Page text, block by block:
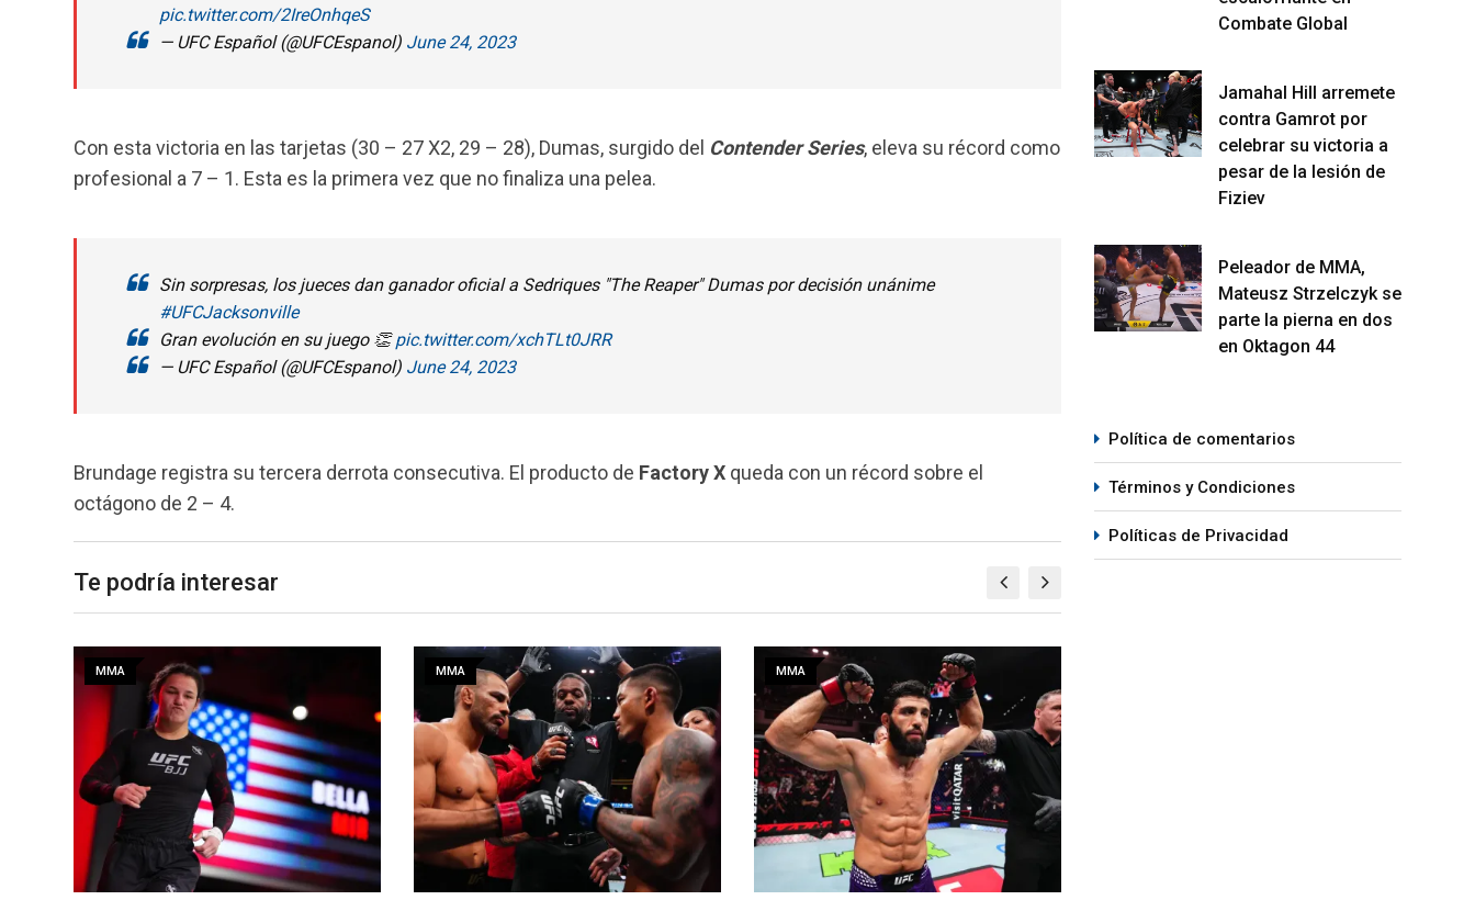
pic.twitter.com/2IreOnhqeS
— UFC Español (@UFCEspanol) June 24, 2023
Con esta victoria en las tarjetas (30 – 27 X2, 29 – 28), Dumas, surgido del Contender Series, eleva su récord como
profesional a 7 – 1. Esta es la primera vez que no finaliza una pelea.
Sin sorpresas, los jueces dan ganador oficial a Sedriques "The Reaper" Dumas por decisión unánime
#UFCJacksonville
Gran evolución en su juego 👏pic.twitter.com/xchTLt0JRR
— UFC Español (@UFCEspanol) June 24, 2023
Brundage registra su tercera derrota consecutiva. El producto de Factory X queda con un récord sobre el
octágono de 2 – 4.
Te podría interesar
MMA MMA MMA
Combate Global
Jamahal Hill arremete
contra Gamrot por
celebrar su victoria a
pesar de la lesión de
Fiziev
Peleador de MMA,
Mateusz Strzelczyk se
parte la pierna en dos
en Oktagon 44
Política de comentarios
Términos y Condiciones
Políticas de Privacidad